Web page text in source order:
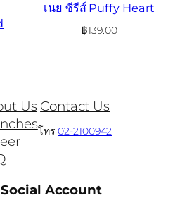
เนย ซีรีส์ Puffy Heart
฿139.00
Us Contact Us
โทร02-2100942
Account